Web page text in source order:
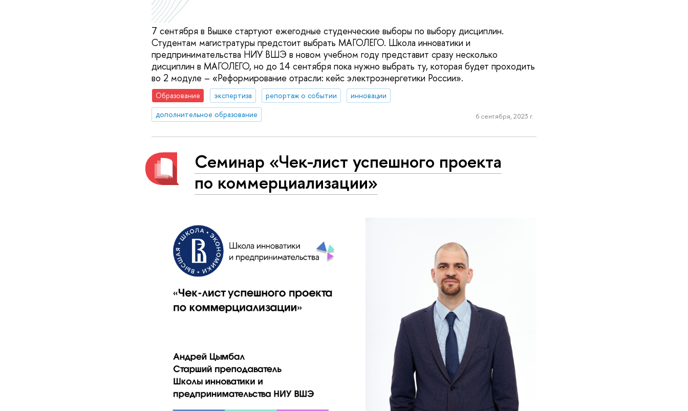
7 сентября в Вышке стартуют ежегодные студенческие выборы по выбору дисциплин.
Студентам магистратуры предстоит выбрать МАГОЛЕГО. Школа инноватики и
предпринимательства НИУ ВШЭ в новом учебном году представит сразу несколько
дисциплин в МАГОЛЕГО, но до 14 сентября пока нужно выбрать ту, которая будет проходить
во 2 модуле – «Реформирование отрасли: кейс электроэнергетики России».
Образование экспертиза репортаж о событии
инновации
дополнительное образование
6 сентября, 2023 г.
Семинар «Чек-лист успешного проекта
по коммерциализации»